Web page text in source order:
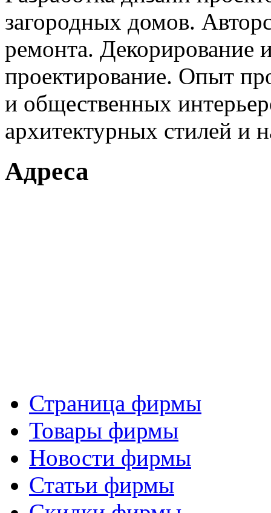
загородных домов.
ремонта. Декорирование
проектирование. Опыт
и общественных
архитектурных стилей и
Адреса
Страница фирмы
Товары фирмы
Новости фирмы
Статьи фирмы